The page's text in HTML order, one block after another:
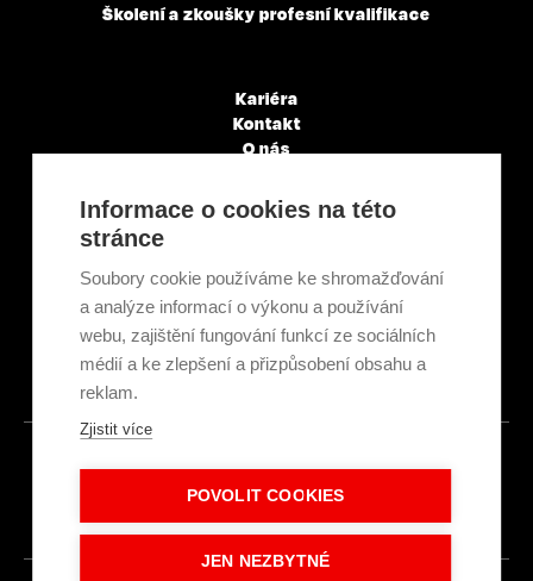
Školení a zkoušky profesní kvalifikace
Kariéra
Kontakt
O nás
Články a novinky
GDPR & Cookies
Ekologická recyklace
Projekty EU
Intranet - Přihlášení
Přihlášení
© 2026
Informace o cookies na této
stránce
Soubory cookie používáme ke shromažďování
a analýze informací o výkonu a používání
webu, zajištění fungování funkcí ze sociálních
médií a ke zlepšení a přizpůsobení obsahu a
reklam.
Zjistit více
POVOLIT COOKIES
JEN NEZBYTNÉ